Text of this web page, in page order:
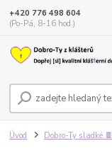
+420 776 498 604
(Po-Pá, 8-16 hod.)
Úvod Dobro-Ty sladké 🍫